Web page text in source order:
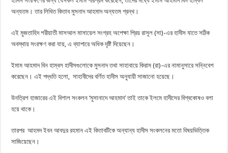
অন্যতম। তার লিখিত কিতাব মুসনাদ আহমাদ অন্যতম গ্রন্থ।
এই মুজতাহিদ শরীয়াতী মাসআল মাসায়েল সংগ্রহ অপেক্ষা প্রিয় রাসূল (সা)-এর হাদীস যাতে সঠিক
অবস্থায় সংরক্ষণ করা যায়, এ ব্যাপারে অধিক দৃষ্টি দিয়েছেন।
ইমাম আহমাদ বিন হাম্বল হাদীসগুলোকে মুসনাদ তথা সাহাবায়ে কিরাম (রা)-এর নামানুসারে সন্নিবেশ
করেছেন। এই পদ্ধতি হলো, সাহাবীদের বর্ণিত হাদীস অনুযায়ী সাজানো হয়েছে।
উনত্রিশ হাজারের এই বিশাল সংকলন ‘মুসানাদে আহমাদ’ তাই তাকে ইলমে হাদীসের বিশ্বকোষও বলা
হয়ে থাকে।
তারপর আহমদ ইবন আবদুর রহমান এই কিতাবটিকে অন্যান্য হাদীস সংকলনের মতো বিষয়ভিত্তিক
সাজিয়েছেন।